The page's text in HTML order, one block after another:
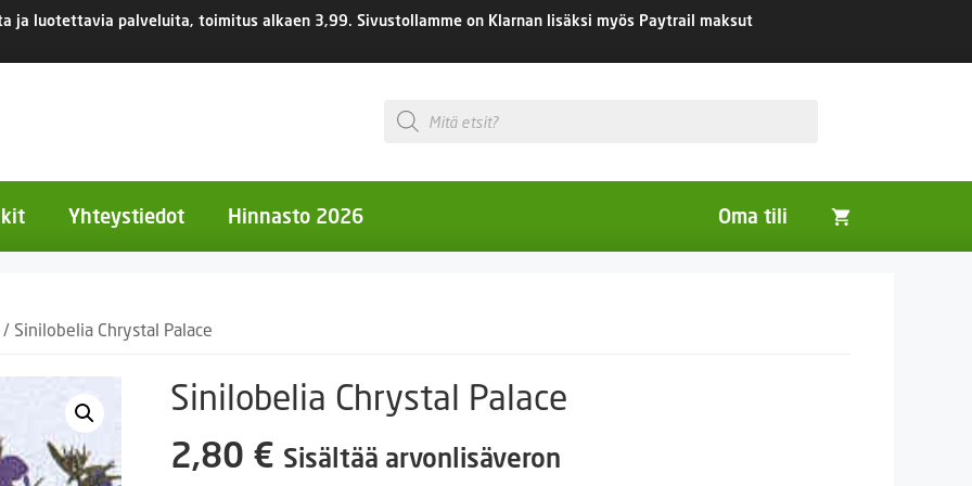
ja luotettavia palveluita, toimitus alkaen 3,99. Sivustollamme on Klarnan lisäksi myös Paytrail maksut
Products
search
kukat
Ruukut
Yhteystiedot Hinnasto 2026 Oma tili
/ Sinilobelia Chrystal Palace
Sinilobelia Chrystal Palace
2,80 € Sisältää arvonlisäveron